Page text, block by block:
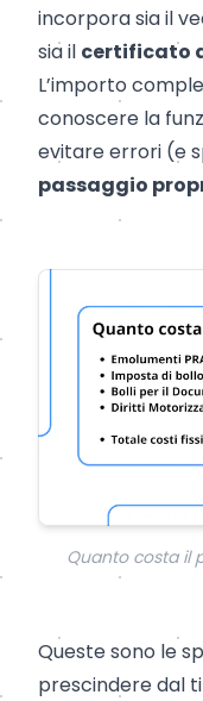
incorpora sia il
sia il certificato
L’importo
conoscere la
evitare errori (e
passaggio
Quanto costa il
Queste sono le
prescindere dal